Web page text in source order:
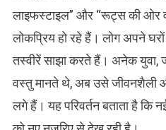
लाइफस्टाइल” और “रूट्स की ओर
लोकप्रिय हो रहे हैं। लोग अपने
तस्वीरें साझा करते हैं। अनेक युवा,
वस्तु मानते थे, अब उसे जीवनशैली
लगे हैं। यह परिवर्तन बताता है कि